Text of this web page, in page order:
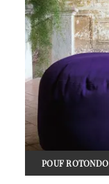
POUF ROTONDO